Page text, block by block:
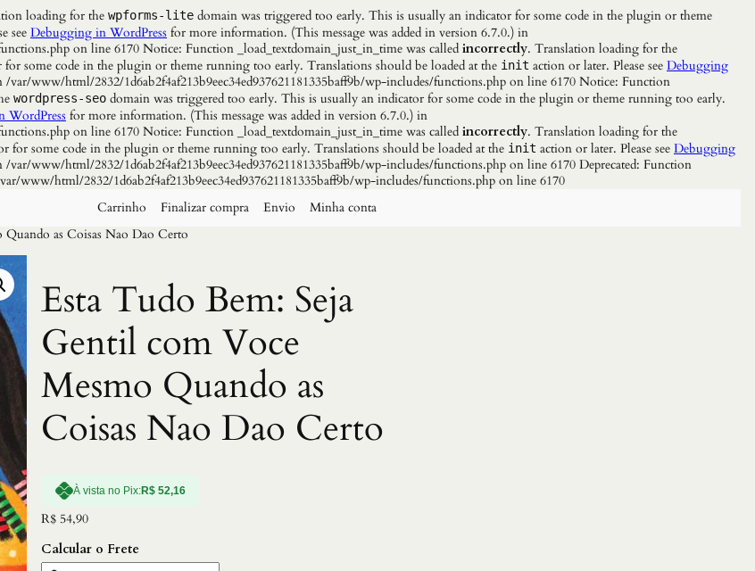
loading for the wpforms-lite domain was triggered too early. This is usually an indicator for some code in the plugin or theme
see Debugging in WordPress for more information. (This message was added in version 6.7.0.) in
on line 6170 Notice: Function _load_textdomain_just_in_time was called incorrectly. Translation loading for the
some code in the plugin or theme running too early. Translations should be loaded at the init action or later. Please see Debugging
www/html/2832/1d6ab2f4af213b9eec34ed937621181335baff9b/wp-includes/functions.php on line 6170 Notice: Function
wordpress-seo domain was triggered too early. This is usually an indicator for some code in the plugin or theme running too early.
WordPress for more information. (This message was added in version 6.7.0.) in
on line 6170 Notice: Function _load_textdomain_just_in_time was called incorrectly. Translation loading for the
for some code in the plugin or theme running too early. Translations should be loaded at the init action or later. Please see Debugging
www/html/2832/1d6ab2f4af213b9eec34ed937621181335baff9b/wp-includes/functions.php on line 6170 Deprecated: Function
www/html/2832/1d6ab2f4af213b9eec34ed937621181335baff9b/wp-includes/functions.php on line 6170
Carrinho Finalizar compra Envio
Minha conta
as Coisas Nao Dao Certo
Esta Tudo Bem: Seja
Gentil com Voce
Mesmo Quando as
Coisas Nao Dao Certo
À vista no Pix:R$ 52,16
R$ 54,90
Calcular o Frete